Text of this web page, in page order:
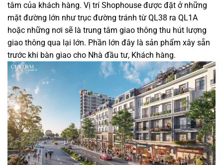
tâm của khách hàng. Vị trí Shophouse được đặt ở những
mặt đường lớn như trục đường tránh từ QL38 ra QL1A
hoặc những nơi sẽ là trung tâm giao thông thu hút lượng
giao thông qua lại lớn. Phần lớn đây là sản phẩm xây sẵn
trước khi bàn giao cho Nhà đầu tư, Khách hàng.